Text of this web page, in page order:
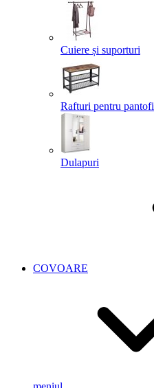
Cuiere și suporturi
Rafturi pentru pantofi
Dulapuri
COVOARE